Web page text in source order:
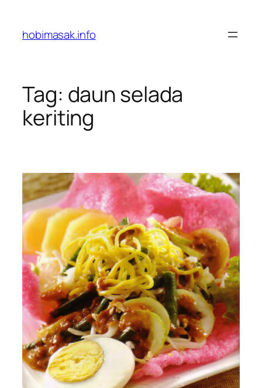
content
hobimasak.info
Tag: daun selada
keriting